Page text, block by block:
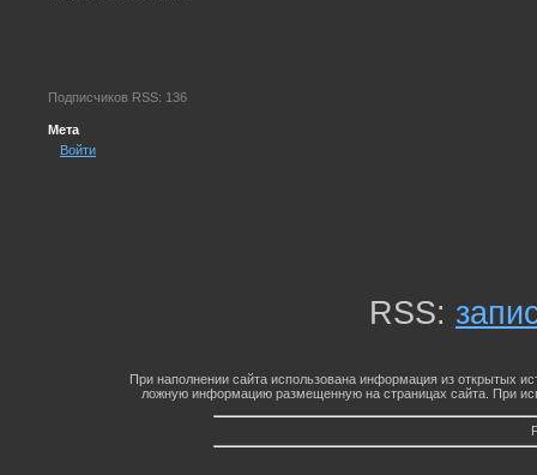
Подписчиков RSS: 136
Мета
Войти
RSS:
При наполнении сайта использована информация из открытых
ложную информацию размещенную на страницах сайта. При